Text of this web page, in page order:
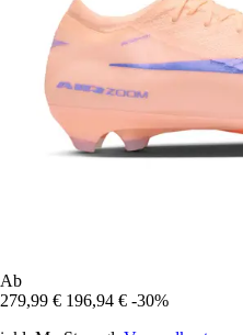
Ab
279,99 € 196,94 € -30%